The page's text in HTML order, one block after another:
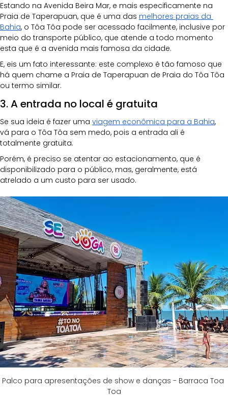
Estando na Avenida Beira Mar, e mais especificamente na
Praia de Taperapuan, que é uma das melhores praias da
Bahia, o Tôa Tôa pode ser acessado facilmente, inclusive por
meio do transporte público, que atende a todo momento
esta que é a avenida mais famosa da cidade.
E, eis um fato interessante: este complexo é tão famoso que
há quem chame a Praia de Taperapuan de Praia do Tôa Tôa
ou termo similar.
3. A entrada no local é gratuita
Se sua ideia é fazer uma viagem econômica para a Bahia,
vá para o Tôa Tôa sem medo, pois a entrada ali é
totalmente gratuita.
Porém, é preciso se atentar ao estacionamento, que é
disponibilizado para o público, mas, geralmente, está
atrelado a um custo para ser usado.
Palco para apresentações de show e danças - Barraca Toa
Toa